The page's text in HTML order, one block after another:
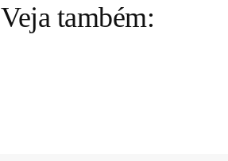
Veja também: